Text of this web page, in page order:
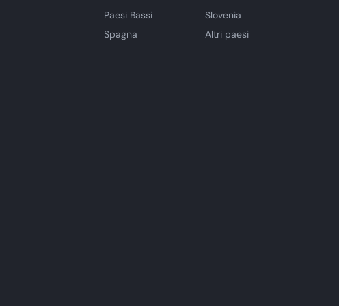
Paesi Bassi
Slovenia
Spagna
Altri paesi